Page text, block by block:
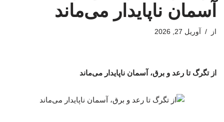
آسمان ناپایدار می‌ماند
از آوریل 27, 2026
از تگرگ تا رعد و برق، آسمان ناپایدار می‌ماند